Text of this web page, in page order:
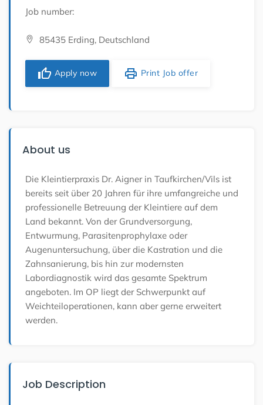
Job number:
85435 Erding, Deutschland
thumb_up Apply now print Print Job offer
About us
Die Kleintierpraxis Dr. Aigner in Taufkirchen/Vils ist
bereits seit über 20 Jahren für ihre umfangreiche und
professionelle Betreuung der Kleintiere auf dem
Land bekannt. Von der Grundversorgung,
Entwurmung, Parasitenprophylaxe oder
Augenuntersuchung, über die Kastration und die
Zahnsanierung, bis hin zur modernsten
Labordiagnostik wird das gesamte Spektrum
angeboten. Im OP liegt der Schwerpunkt auf
Weichteiloperationen, kann aber gerne erweitert
werden.
Job Description